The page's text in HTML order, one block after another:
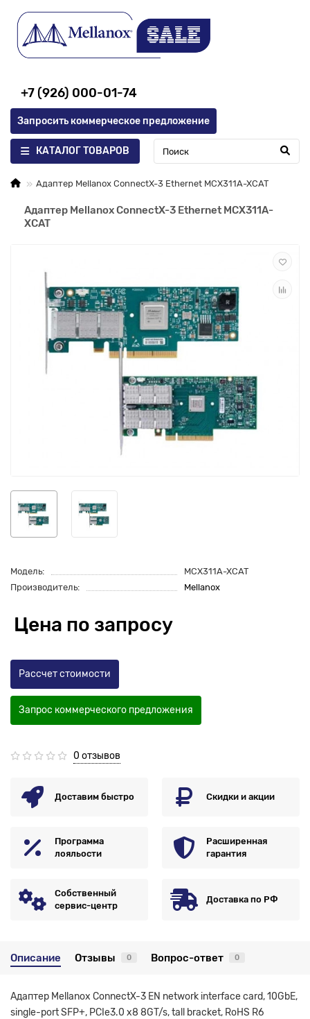
+7 (926) 000-01-74
Запросить коммерческое предложение
КАТАЛОГ ТОВАРОВ
Адаптер Mellanox ConnectX-3 Ethernet MCX311A-XCAT
Адаптер Mellanox ConnectX-3 Ethernet MCX311A-
XCAT
Модель:
MCX311A-XCAT
Производитель:
Mellanox
Цена по запросу
Рассчет стоимости
Запрос коммерческого предложения
0 отзывов
Доставим быстро Скидки и акции
Программа
лояльости
Расширенная
гарантия
Собственный
сервис-центр
Доставка по РФ
Описание Отзывы 0 Вопрос-ответ 0
Адаптер Mellanox ConnectX-3 EN network interface card, 10GbE,
single-port SFP+, PCIe3.0 x8 8GT/s, tall bracket, RoHS R6